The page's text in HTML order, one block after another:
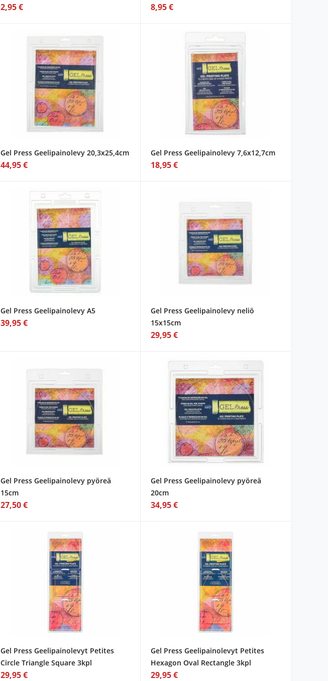
2,95 € 8,95 €
Gel Press Geelipainolevy 20,3x25,4cm
44,95 €
Gel Press Geelipainolevy 7,6x12,7cm
18,95 €
Gel Press Geelipainolevy A5
39,95 €
Gel Press Geelipainolevy neliö
15x15cm
29,95 €
Gel Press Geelipainolevy pyöreä
15cm
27,50 €
Gel Press Geelipainolevy pyöreä
20cm
34,95 €
Gel Press Geelipainolevyt Petites
Circle Triangle Square 3kpl
29,95 €
Gel Press Geelipainolevyt Petites
Hexagon Oval Rectangle 3kpl
29,95 €